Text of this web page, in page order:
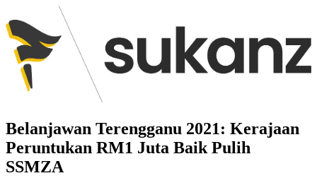
Belanjawan Terengganu 2021: Kerajaan
Peruntukan RM1 Juta Baik Pulih
SSMZA